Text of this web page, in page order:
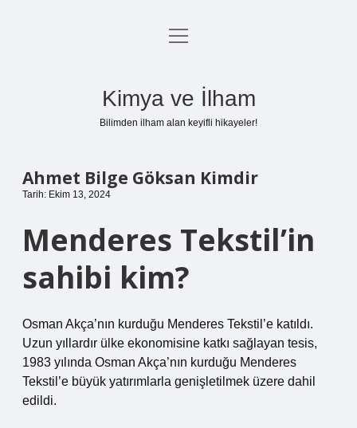
Anasayfa
menüyü
Kimya ve İlham
Bilimden ilham alan keyifli hikayeler!
Ahmet Bilge Göksan Kimdir
Tarih: Ekim 13, 2024
Menderes Tekstil’in
sahibi kim?
Osman Akça’nın kurduğu Menderes Tekstil’e katıldı.
Uzun yıllardır ülke ekonomisine katkı sağlayan tesis,
1983 yılında Osman Akça’nın kurduğu Menderes
Tekstil’e büyük yatırımlarla genişletilmek üzere dahil
edildi.